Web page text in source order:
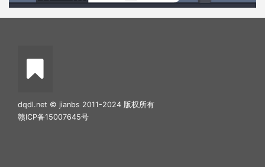
dqdl.net © jianbs 2011-2024 版权所有
赣ICP备15007645号